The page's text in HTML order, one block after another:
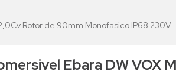
Rotor de 90mm Monofasico IP68 230V
Ebara DW VOX